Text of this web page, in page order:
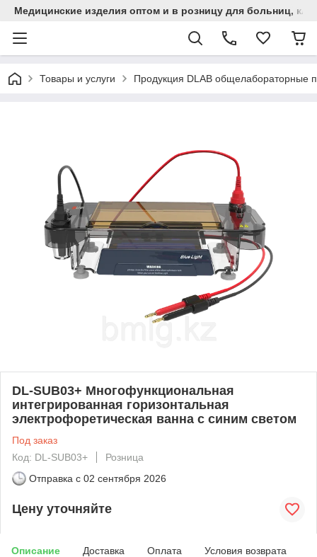
Медицинские изделия оптом и в розницу для больниц,
Товары и услуги Продукция DLAB общелабораторные
DL-SUB03+ Многофункциональная
интегрированная горизонтальная
электрофоретическая ванна с синим светом
Под заказ
Код: DL-SUB03+
Розница
Отправка с 02 сентября 2026
Цену уточняйте
Описание Доставка Оплата Условия возврата